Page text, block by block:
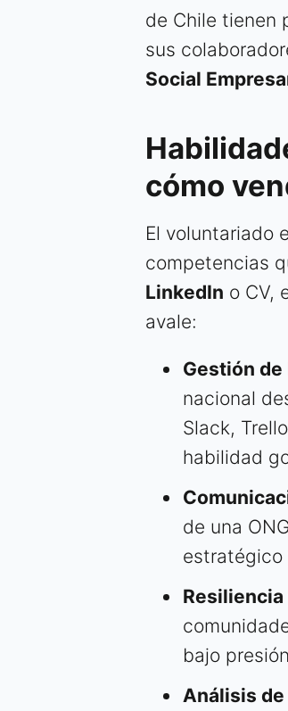
de Chile tienen
sus
Social
cómo
El voluntariado
competencias
LinkedIn o CV,
avale:
Gestión
nacional
Slack,
habilidad
de una
estratégico
bajo
Análisis de